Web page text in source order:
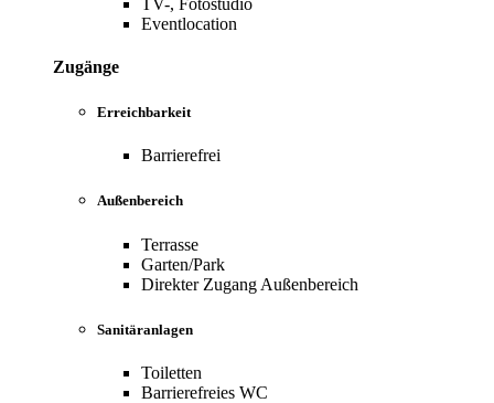
Eventlocation
Zugänge
Erreichbarkeit
Barrierefrei
Außenbereich
Terrasse
Garten/Park
Direkter Zugang Außenbereich
Sanitäranlagen
Toiletten
Barrierefreies WC